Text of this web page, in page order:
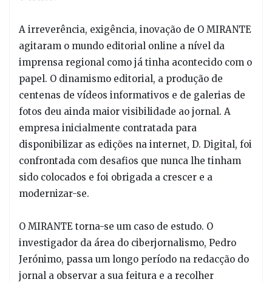
A irreverência, exigência, inovação de O MIRANTE
agitaram o mundo editorial online a nível da
imprensa regional como já tinha acontecido com o
papel. O dinamismo editorial, a produção de
centenas de vídeos informativos e de galerias de
fotos deu ainda maior visibilidade ao jornal. A
empresa inicialmente contratada para
disponibilizar as edições na internet, D. Digital, foi
confrontada com desafios que nunca lhe tinham
sido colocados e foi obrigada a crescer e a
modernizar-se.
O MIRANTE torna-se um caso de estudo. O
investigador da área do ciberjornalismo, Pedro
Jerónimo, passa um longo período na redacção do
jornal a observar a sua feitura e a recolher